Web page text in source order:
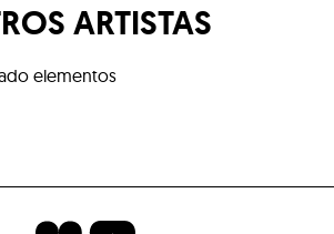
ARTISTAS
elementos